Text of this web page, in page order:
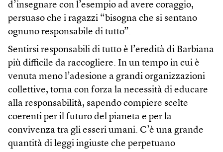
d’insegnare con l’esempio ad avere coraggio,
persuaso che i ragazzi “bisogna che si sentano
ognuno responsabile di tutto”.
Sentirsi responsabili di tutto è l’eredità di Barbiana
più difficile da raccogliere. In un tempo in cui è
venuta meno l’adesione a grandi organizzazioni
collettive, torna con forza la necessità di educare
alla responsabilità, sapendo compiere scelte
coerenti per il futuro del pianeta e per la
convivenza tra gli esseri umani. C’è una grande
quantità di leggi ingiuste che perpetuano